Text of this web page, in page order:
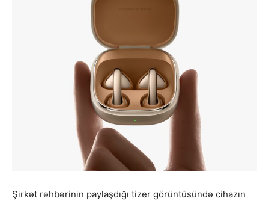
Şirkət rəhbərinin paylaşdığı tizer görüntüsündə cihazın